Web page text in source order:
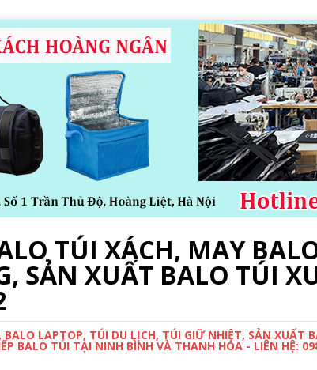
TÚI XÁCH, MAY
SẢN XUẤT BALO TÚI
LAPTOP, TÚI DU LỊCH, TÚI GIỮ NHIỆT, SẢN XUẤT
BALO TÚI TẠI NINH BÌNH VÀ THANH HÓA - LIÊN HỆ: